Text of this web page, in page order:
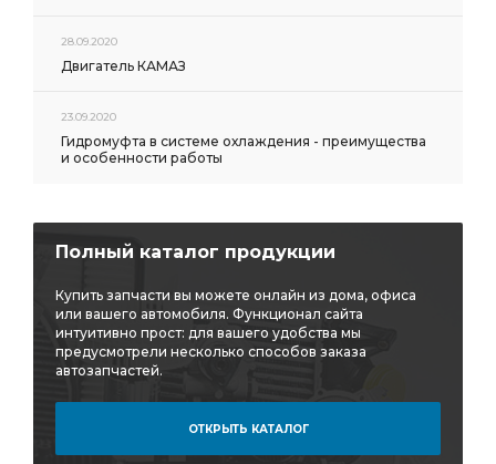
28.09.2020
Двигатель КАМАЗ
23.09.2020
Гидромуфта в системе охлаждения - преимущества
и особенности работы
Полный каталог продукции
Купить запчасти вы можете онлайн из дома, офиса
или вашего автомобиля. Функционал сайта
интуитивно прост: для вашего удобства мы
предусмотрели несколько способов заказа
автозапчастей.
ОТКРЫТЬ КАТАЛОГ